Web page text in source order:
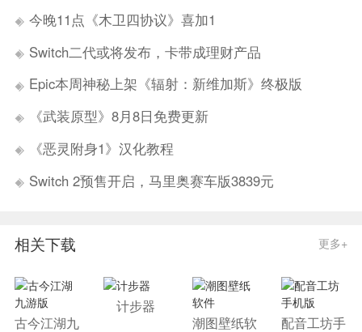
今晚11点《木卫四协议》喜加1
Switch二代或将发布，卡带成理财产品
Epic本周神秘上架《辐射：新维加斯》终极版
《武装原型》8月8日免费更新
《恶灵附身1》汉化教程
Switch 2预售开启，马里奥赛车版3839元
相关下载 更多+
古今江湖九
计步器
潮图壁纸软
配音工坊手